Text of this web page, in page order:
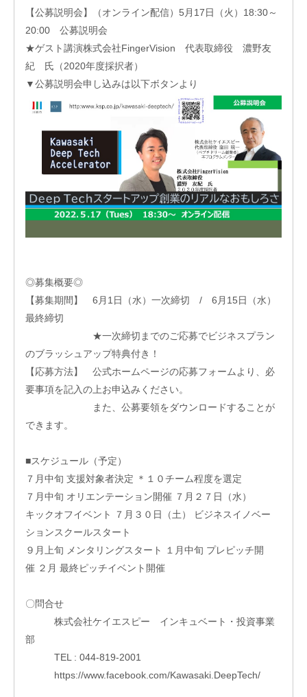
ンス
ル
セラ
レー
ンプ
の
ハ
ン
援
再
生・
産業
化支
援
入
居
業
投
先
ネッ
【公募説明会】（オンライン配信）5月17日（火）18:30～
20:00 公募説明会
★ゲスト講演株式会社FingerVision 代表取締役 濃野友
紀 氏（2020年度採択者）
▼公募説明会申し込みは以下ボタンより
◎募集概要◎
【募集期間】 6月1日（水）一次締切 / 6月15日（水）
最終締切
★一次締切までのご応募でビジネスプラン
のブラッシュアップ特典付き！
【応募方法】 公式ホームページの応募フォームより、必
要事項を記入の上お申込みください。
また、公募要領をダウンロードすることが
できます。
■スケジュール（予定）
７月中旬 支援対象者決定 ＊１０チーム程度を選定
７月中旬 オリエンテーション開催 ７月２７日（水）
キックオフイベント ７月３０日（土） ビジネスイノベー
ションスクールスタート
９月上旬 メンタリングスタート １月中旬 プレピッチ開
催 ２月 最終ピッチイベント開催
〇問合せ
株式会社ケイエスピー インキュベート・投資事業
部
TEL : 044-819-2001
https://www.facebook.com/Kawasaki.DeepTech/